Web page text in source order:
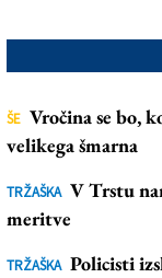
ŠE Vročina se bo,
velikega šmarna
TRŽAŠKA V Trstu
meritve
TRŽAŠKA Policisti